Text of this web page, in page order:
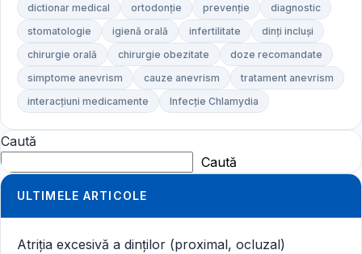
dictionar medical
ortodonție prevenție
diagnostic
stomatologie
igienă orală infertilitate
dinți incluși
chirurgie orală
chirurgie obezitate
doze recomandate
simptome anevrism
cauze anevrism
tratament anevrism
interacțiuni medicamente
Infecție Chlamydia
Caută
Caută
ULTIMELE ARTICOLE
Atriția excesivă a dinților (proximal, ocluzal)